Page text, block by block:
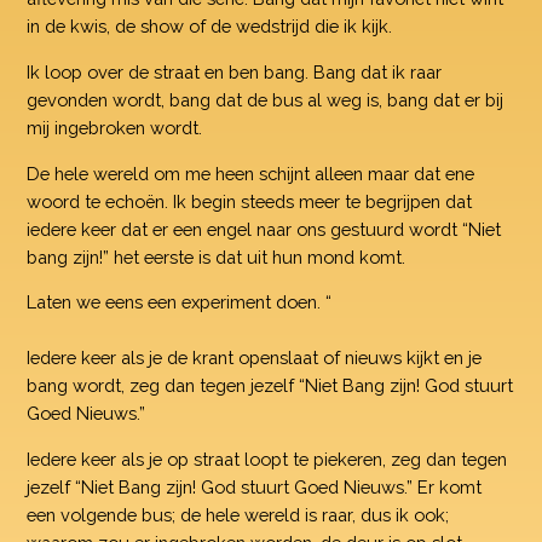
in de kwis, de show of de wedstrijd die ik kijk.
Ik loop over de straat en ben bang. Bang dat ik raar
gevonden wordt, bang dat de bus al weg is, bang dat er bij
mij ingebroken wordt.
De hele wereld om me heen schijnt alleen maar dat ene
woord te echoën. Ik begin steeds meer te begrijpen dat
iedere keer dat er een engel naar ons gestuurd wordt “Niet
bang zijn!” het eerste is dat uit hun mond komt.
Laten we eens een experiment doen. “
Iedere keer als je de krant openslaat of nieuws kijkt en je
bang wordt, zeg dan tegen jezelf “Niet Bang zijn! God stuurt
Goed Nieuws.”
Iedere keer als je op straat loopt te piekeren, zeg dan tegen
jezelf “Niet Bang zijn! God stuurt Goed Nieuws.” Er komt
een volgende bus; de hele wereld is raar, dus ik ook;